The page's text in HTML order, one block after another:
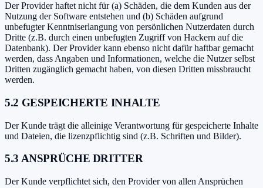
Der Provider haftet nicht für (a) Schäden, die dem Kunden aus der
Nutzung der Software entstehen und (b) Schäden aufgrund
unbefugter Kenntniserlangung von persönlichen Nutzerdaten durch
Dritte (z.B. durch einen unbefugten Zugriff von Hackern auf die
Datenbank). Der Provider kann ebenso nicht dafür haftbar gemacht
werden, dass Angaben und Informationen, welche die Nutzer selbst
Dritten zugänglich gemacht haben, von diesen Dritten missbraucht
werden.
5.2 GESPEICHERTE INHALTE
Der Kunde trägt die alleinige Verantwortung für gespeicherte Inhalte
und Dateien, die lizenzpflichtig sind (z.B. Schriften und Bilder).
5.3 ANSPRÜCHE DRITTER
Der Kunde verpflichtet sich, den Provider von allen Ansprüchen